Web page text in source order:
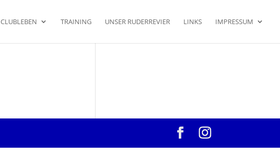
CLUBLEBEN TRAINING UNSER RUDERREVIER LINKS IMPRESSUM